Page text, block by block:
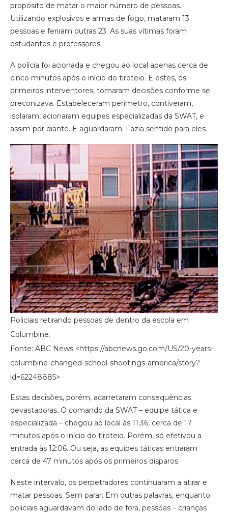
propósito de matar o maior número de pessoas.
Utilizando explosivos e armas de fogo, mataram 13
pessoas e feriram outras 23. As suas vítimas foram
estudantes e professores.
A polícia foi acionada e chegou ao local apenas cerca de
cinco minutos após o início do tiroteio. E estes, os
primeiros interventores, tomaram decisões conforme se
preconizava. Estabeleceram perímetro, contiveram,
isolaram, acionaram equipes especializadas da SWAT, e
assim por diante. E aguardaram. Fazia sentido para eles.
Policiais retirando pessoas de dentro da escola em
Columbine.
Fonte: ABC News <https://abcnews.go.com/US/20-years-
columbine-changed-school-shootings-america/story?
id=62248885>
Estas decisões, porém, acarretaram consequências
devastadoras. O comando da SWAT – equipe tática e
especializada – chegou ao local às 11:36, cerca de 17
minutos após o início do tiroteio. Porém, só efetivou a
entrada às 12:06. Ou seja, as equipes táticas entraram
cerca de 47 minutos após os primeiros disparos.
Neste intervalo, os perpetradores continuaram a atirar e
matar pessoas. Sem parar. Em outras palavras, enquanto
policiais aguardavam do lado de fora, pessoas – crianças